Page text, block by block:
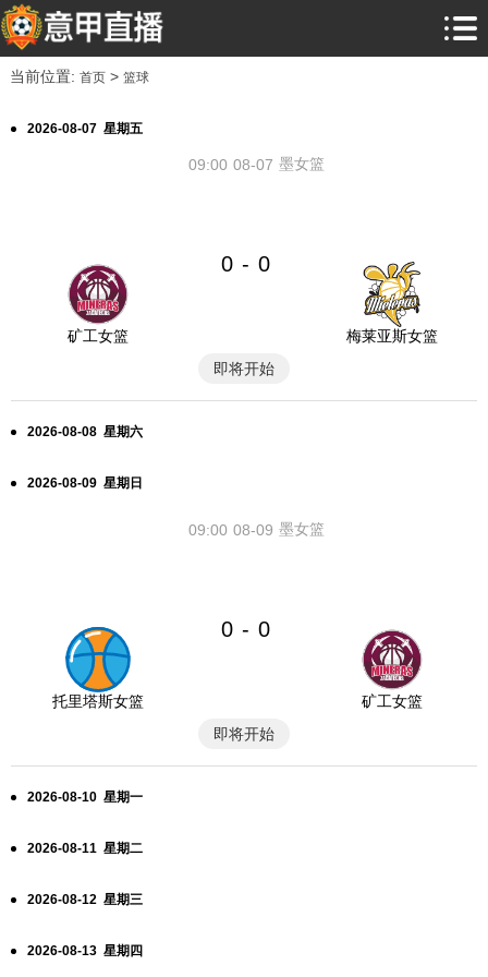
当前位置: 首页> 篮球
2026-08-07 星期五
08-07
09:00 墨女篮
矿工女篮
0 - 0
梅莱亚斯女篮
即将开始
2026-08-08 星期六
2026-08-09 星期日
08-09
09:00 墨女篮
托里塔斯女篮
0 - 0
矿工女篮
即将开始
2026-08-10 星期一
2026-08-11 星期二
2026-08-12 星期三
2026-08-13 星期四